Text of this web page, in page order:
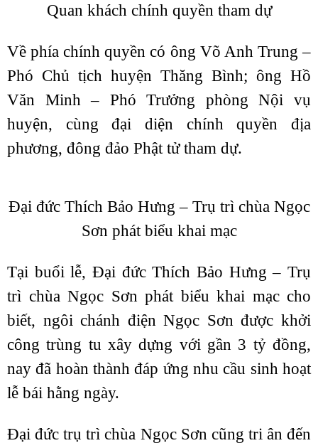
Quan khách chính quyền tham dự
Về phía chính quyền có ông Võ Anh Trung –
Phó Chủ tịch huyện Thăng Bình; ông Hồ
Văn Minh – Phó Trưởng phòng Nội vụ
huyện, cùng đại diện chính quyền địa
phương, đông đảo Phật tử tham dự.
Đại đức Thích Bảo Hưng – Trụ trì chùa Ngọc
Sơn phát biểu khai mạc
Tại buổi lễ, Đại đức Thích Bảo Hưng – Trụ
trì chùa Ngọc Sơn phát biểu khai mạc cho
biết, ngôi chánh điện Ngọc Sơn được khởi
công trùng tu xây dựng với gần 3 tỷ đồng,
nay đã hoàn thành đáp ứng nhu cầu sinh hoạt
lễ bái hằng ngày.
Đại đức trụ trì chùa Ngọc Sơn cũng tri ân đến